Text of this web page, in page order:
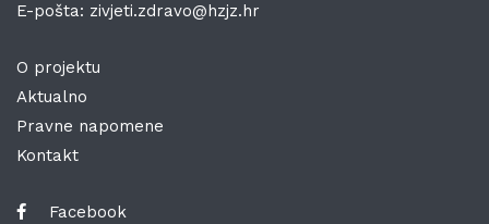
E-pošta: zivjeti.zdravo@hzjz.hr
O projektu
Aktualno
Pravne napomene
Kontakt
Facebook